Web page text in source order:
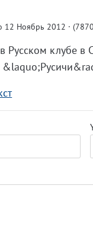
12 Ноябрь 2012 ·
Русском клубе в